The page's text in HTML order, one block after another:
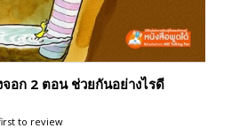
ก 2 ตอน ช่วยกันอย่างไรดี
to review